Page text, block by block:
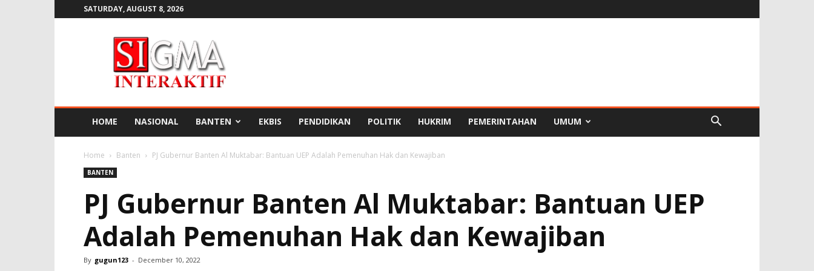
SATURDAY, AUGUST 8, 2026
INTERAKTIF
HOME NASIONAL BANTEN EKBIS PENDIDIKAN POLITIK HUKRIM PEMERINTAHAN UMUM
Home Banten PJ Gubernur Banten Al Muktabar: Bantuan UEP Adalah Pemenuhan Hak dan Kewajiban
BANTEN
PJ Gubernur Banten Al Muktabar: Bantuan UEP
Adalah Pemenuhan Hak dan Kewajiban
By gugun123 - December 10, 2022